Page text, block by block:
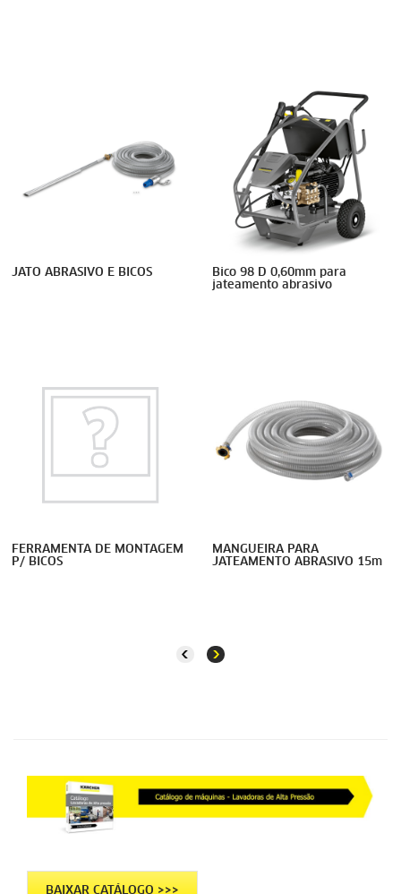
JATO ABRASIVO E BICOS
Bico 98 D 0,60mm para
jateamento abrasivo
FERRAMENTA DE MONTAGEM
P/ BICOS
MANGUEIRA PARA
JATEAMENTO ABRASIVO 15m
BAIXAR CATÁLOGO >>>